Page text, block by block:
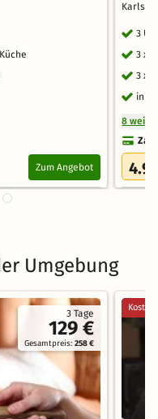
Zum Angebot
Karls
3
3 x
3 x
inkl.
8
4.9
Umgebung
3 Tage
129 €
Gesamtpreis:258 €